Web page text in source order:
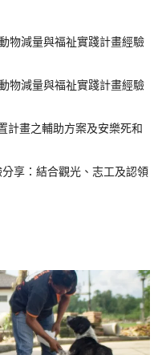
物減量與福祉實踐計畫經驗
物減量與福祉實踐計畫經驗
計畫之輔助方案及安樂死和
享：結合觀光、志工及認領